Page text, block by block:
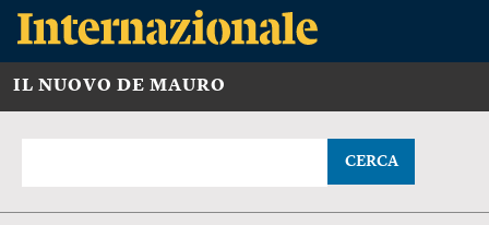
IL NUOVO DE MAURO
CERCA